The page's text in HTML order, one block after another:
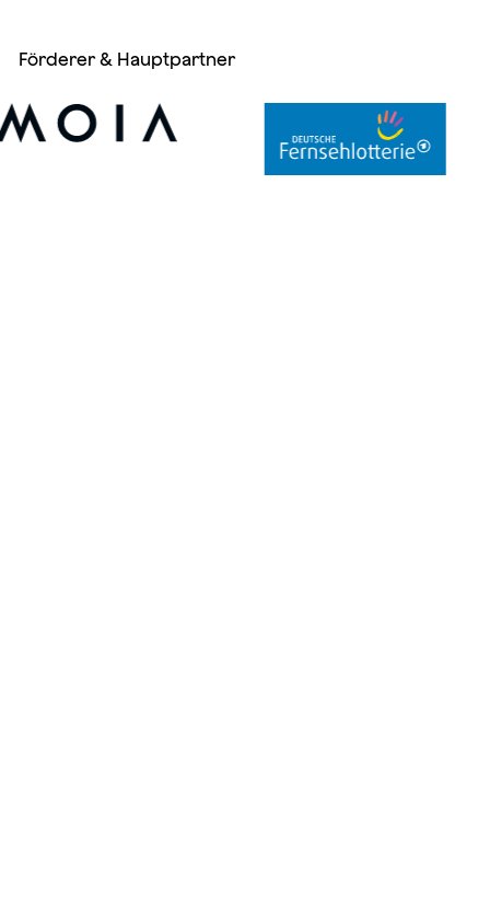
Förderer & Hauptpartner